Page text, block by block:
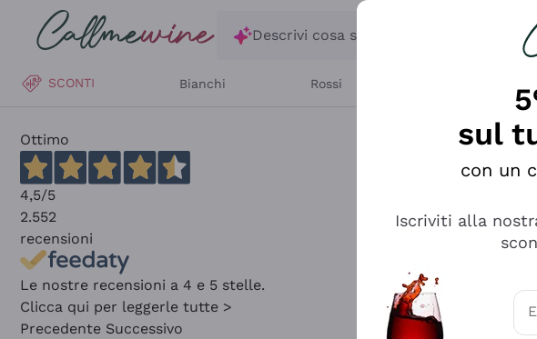
Salta al contenuto principale
Descrivi cosa stai cercando
SCONTI Bianchi Rossi
Ottimo
4,5/5
2.552
recensioni
Le nostre recensioni a 4 e 5 stelle.
Clicca qui per leggerle tutte >
Precedente Successivo
sul
con un
Iscriviti alla